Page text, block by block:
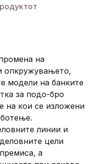
на
опкружувањето,
модели на банките
за подо-бро
на кои се изложени
линии и
цели
а